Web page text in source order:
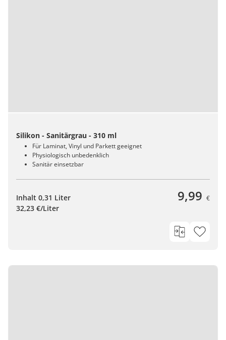
Silikon - Sanitärgrau - 310 ml
Für Laminat, Vinyl und Parkett geeignet
Physiologisch unbedenklich
Sanitär einsetzbar
Inhalt 0,31 Liter
32,23 €/Liter
9,99 €